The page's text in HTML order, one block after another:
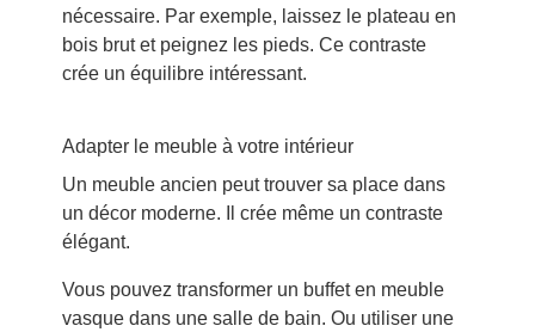
nécessaire. Par exemple, laissez le plateau en
bois brut et peignez les pieds. Ce contraste
crée un équilibre intéressant.
Adapter le meuble à votre intérieur
Un meuble ancien peut trouver sa place dans
un décor moderne. Il crée même un contraste
élégant.
Vous pouvez transformer un buffet en meuble
vasque dans une salle de bain. Ou utiliser une